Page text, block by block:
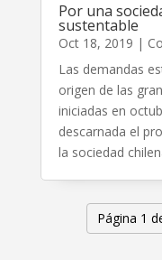
Por una
sustentable
Oct 18, 2019 |
Las demandas
origen de las
iniciadas en
descarnada el
la sociedad
Página 1